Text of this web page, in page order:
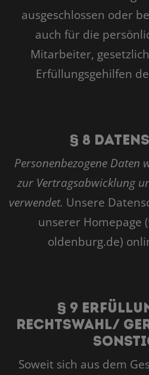
ausgeschlossen oder
auch für die
Mitarbeiter,
Erfüllungsgehilfen
§ 8
Personenbezogene Daten
zur Vertragsabwicklung
verwendet. Unsere
unserer Homepage
oldenburg.de)
§ 9
Rechtswahl/
Soweit sich aus dem